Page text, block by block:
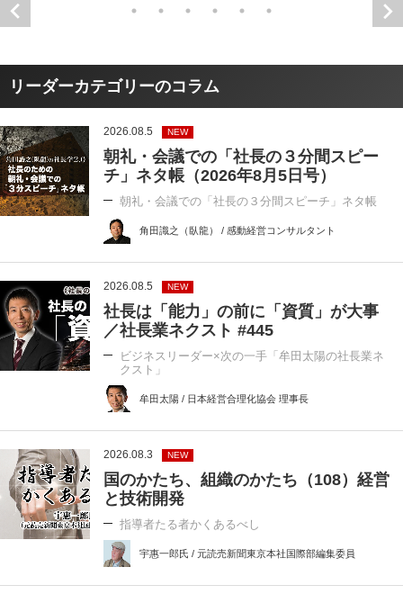
リーダーカテゴリーのコラム
2026.08.5 NEW
朝礼・会議での「社長の３分間スピー
チ」ネタ帳（2026年8月5日号）
朝礼・会議での「社長の３分間スピーチ」ネタ帳
角田識之（臥龍） / 感動経営コンサルタント
2026.08.5 NEW
社長は「能力」の前に「資質」が大事
／社長業ネクスト #445
ビジネスリーダー×次の一手「牟田太陽の社長業ネ
クスト」
牟田太陽 / 日本経営合理化協会 理事長
2026.08.3 NEW
国のかたち、組織のかたち（108）経営
と技術開発
指導者たる者かくあるべし
宇惠一郎氏 / 元読売新聞東京本社国際部編集委員